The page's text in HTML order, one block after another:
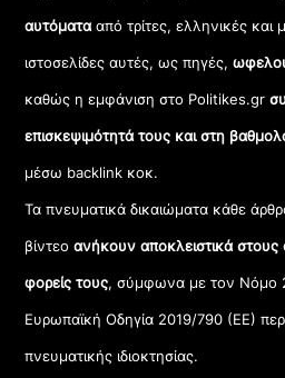
αυτόματααπό τρίτες, ελληνικές και
ιστοσελίδες αυτές, ως πηγές,
καθώς η εμφάνιση στο Politikes.gr
επισκεψιμότητά τους και στη
μέσω backlink κοκ.
Τα πνευματικά δικαιώματα κάθε
βίντεοανήκουν αποκλειστικά στους
φορείς τους, σύμφωνα με τον Νόμο
Ευρωπαϊκή Οδηγία 2019/790 (ΕΕ)
πνευματικής ιδιοκτησίας.